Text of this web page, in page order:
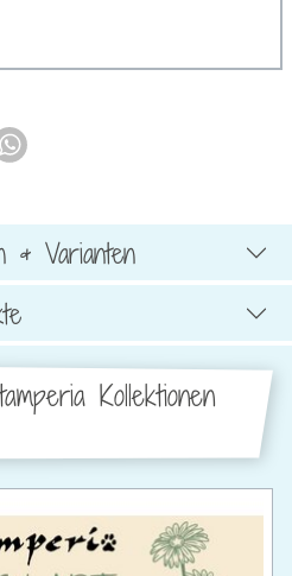
& Varianten
Kollektionen